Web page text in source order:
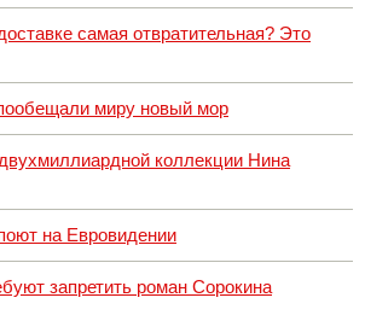
самая отвратительная? Это
миру новый мор
коллекции Нина
на Евровидении
запретить роман Сорокина